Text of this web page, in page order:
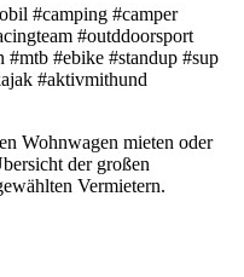
#camping #camper
#outddoorsport
#mtb #ebike #standup #sup
#aktivmithund
Wohnwagen mieten oder
der großen
Vermietern.